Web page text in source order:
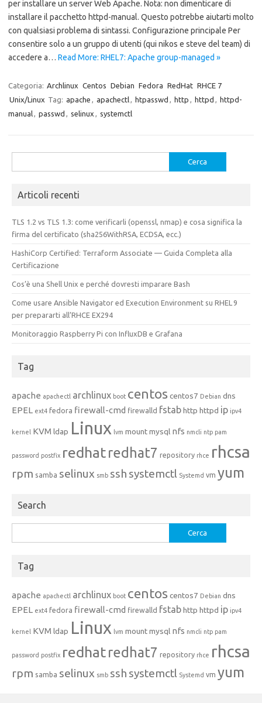
per installare un server Web Apache. Nota: non dimenticare di
installare il pacchetto httpd-manual. Questo potrebbe aiutarti molto
con qualsiasi problema di sintassi. Configurazione principale Per
consentire solo a un gruppo di utenti (qui nikos e steve del team) di
accedere a… Read More: RHEL7: Apache group-managed »
Categoria: Archlinux Centos Debian Fedora RedHat RHCE 7
Unix/Linux Tag: apache , apachectl, htpasswd , http , httpd , httpd-
manual, passwd , selinux , systemctl
per:
Articoli recenti
TLS 1.2 vs TLS 1.3: come verificarli (openssl, nmap) e cosa significa la
firma del certificato (sha256WithRSA, ECDSA, ecc.)
HashiCorp Certified: Terraform Associate — Guida Completa alla
Certificazione
Cos’è una Shell Unix e perché dovresti imparare Bash
Come usare Ansible Navigator ed Execution Environment su RHEL 9
per prepararti all’RHCE EX294
Monitoraggio Raspberry Pi con InfluxDB e Grafana
Tag
apache apachectl archlinux boot centoscentos7 Debian dns
EPEL ext4 fedora firewall-cmd firewalld fstabhttp httpd ip ipv4
kernel KVM ldap Linux lvm mountmysql nfs nmcli ntp pam
password postfix redhatredhat7 repository rhce rhcsa
rpm samba selinux smb ssh systemctl Systemd vm yum
Search
per:
Tag
apache apachectl archlinux boot centoscentos7 Debian dns
EPEL ext4 fedora firewall-cmd firewalld fstabhttp httpd ip ipv4
kernel KVM ldap Linux lvm mountmysql nfs nmcli ntp pam
password postfix redhatredhat7 repository rhce rhcsa
rpm samba selinux smb ssh systemctl Systemd vm yum